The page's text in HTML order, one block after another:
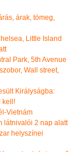
árak, tömeg,
Little Island
Park, 5th Avenue
Wall street,
Királyságba:
kell!
Vietnám
látnivalói 2 nap alatt
helyszínei